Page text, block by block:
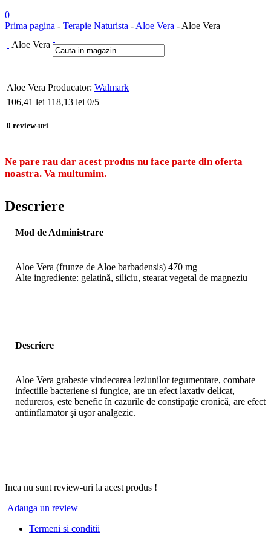
0
Prima pagina - Terapie Naturista - Aloe Vera - Aloe Vera
Aloe Vera
Aloe Vera Producator: Walmark
106,41 lei 118,13 lei 0/5
0 review-uri
Ne pare rau dar acest produs nu face parte din oferta
noastra. Va multumim.
Descriere
Mod de Administrare
Aloe Vera (frunze de Aloe barbadensis) 470 mg
Alte ingrediente: gelatină, siliciu, stearat vegetal de magneziu
Descriere
Aloe Vera grabeste vindecarea leziunilor tegumentare, combate
infectiile bacteriene si fungice, are un efect laxativ delicat,
nedureros, este benefic în cazurile de constipaţie cronică, are efect
antiinflamator şi uşor analgezic.
Inca nu sunt review-uri la acest produs !
Adauga un review
Termeni si conditii